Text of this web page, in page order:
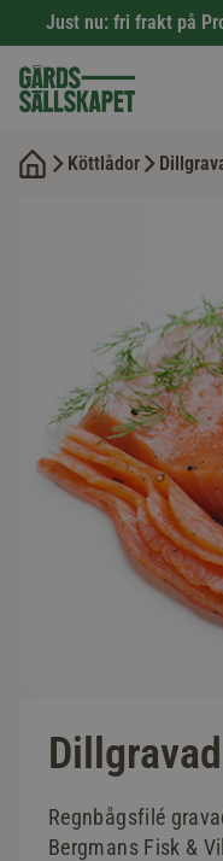
Just nu: fri frakt på
Köttlådor
Regnbågsfilé
Bergmans Fisk &